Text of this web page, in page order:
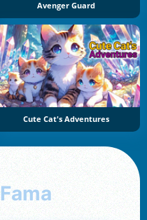
Avenger Guard
Cute Cat's Adventures
Fama